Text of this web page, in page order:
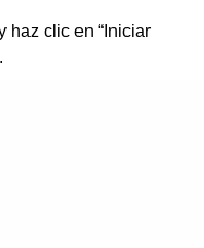
haz clic en “Iniciar